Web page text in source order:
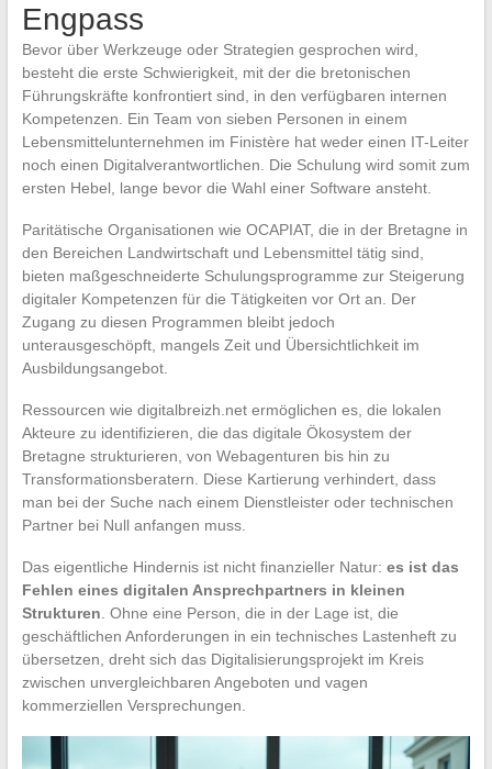
Engpass
Bevor über Werkzeuge oder Strategien gesprochen wird,
besteht die erste Schwierigkeit, mit der die bretonischen
Führungskräfte konfrontiert sind, in den verfügbaren internen
Kompetenzen. Ein Team von sieben Personen in einem
Lebensmittelunternehmen im Finistère hat weder einen IT-Leiter
noch einen Digitalverantwortlichen. Die Schulung wird somit zum
ersten Hebel, lange bevor die Wahl einer Software ansteht.
Paritätische Organisationen wie OCAPIAT, die in der Bretagne in
den Bereichen Landwirtschaft und Lebensmittel tätig sind,
bieten maßgeschneiderte Schulungsprogramme zur Steigerung
digitaler Kompetenzen für die Tätigkeiten vor Ort an. Der
Zugang zu diesen Programmen bleibt jedoch
unterausgeschöpft, mangels Zeit und Übersichtlichkeit im
Ausbildungsangebot.
Ressourcen wie digitalbreizh.net ermöglichen es, die lokalen
Akteure zu identifizieren, die das digitale Ökosystem der
Bretagne strukturieren, von Webagenturen bis hin zu
Transformationsberatern. Diese Kartierung verhindert, dass
man bei der Suche nach einem Dienstleister oder technischen
Partner bei Null anfangen muss.
Das eigentliche Hindernis ist nicht finanzieller Natur: es ist das
Fehlen eines digitalen Ansprechpartners in kleinen
Strukturen . Ohne eine Person, die in der Lage ist, die
geschäftlichen Anforderungen in ein technisches Lastenheft zu
übersetzen, dreht sich das Digitalisierungsprojekt im Kreis
zwischen unvergleichbaren Angeboten und vagen
kommerziellen Versprechungen.